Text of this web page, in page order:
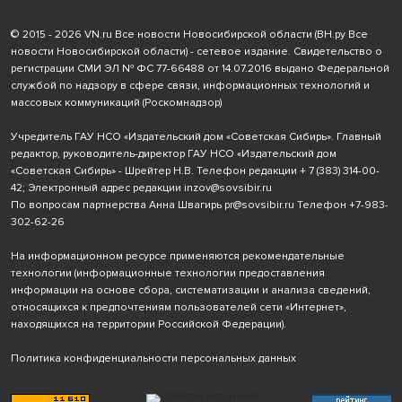
© 2015 - 2026 VN.ru Все новости Новосибирской области (ВН.ру Все
новости Новосибирской области) - сетевое издание. Свидетельство о
регистрации СМИ ЭЛ № ФС 77-66488 от 14.07.2016 выдано Федеральной
службой по надзору в сфере связи, информационных технологий и
массовых коммуникаций (Роскомнадзор)
Учредитель ГАУ НСО «Издательский дом «Советская Сибирь». Главный
редактор, руководитель-директор ГАУ НСО «Издательский дом
«Советская Сибирь» - Шрейтер Н.В. Телефон редакции + 7 (383) 314-00-
42; Электронный адрес редакции inzov@sovsibir.ru
По вопросам партнерства Анна Швагирь pr@sovsibir.ru Телефон +7-983-
302-62-26
На информационном ресурсе применяются рекомендательные
технологии (информационные технологии предоставления
информации на основе сбора, систематизации и анализа сведений,
относящихся к предпочтениям пользователей сети «Интернет»,
находящихся на территории Российской Федерации).
Политика конфиденциальности персональных данных